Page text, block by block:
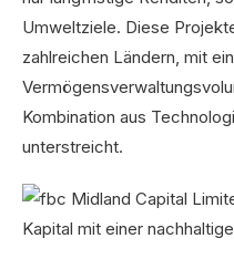
Umweltziele. Diese
zahlreichen Ländern, mit
Kombination aus
unterstreicht.